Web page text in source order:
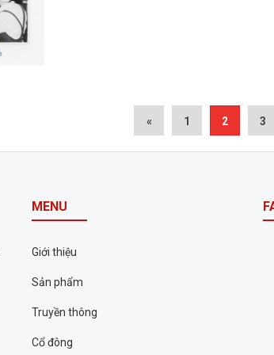
« 1 2 3
MENU
Giới thiệu
Sản phẩm
Truyền thông
Cổ đông